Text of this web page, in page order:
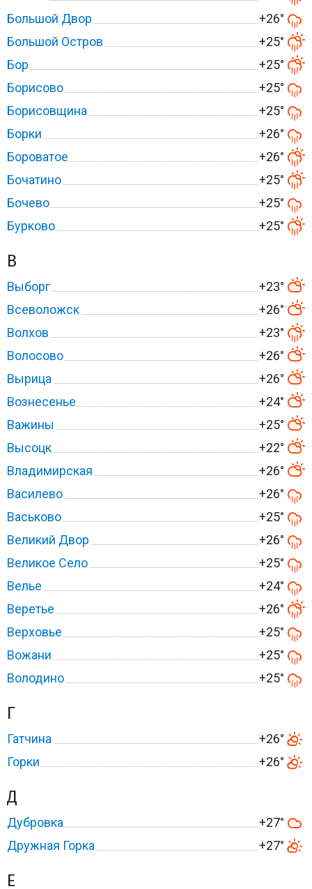
Большой Двор
+26°
Большой Остров
+25°
Бор
+25°
Борисово
+25°
Борисовщина
+25°
Борки
+26°
Бороватое
+26°
Бочатино
+25°
Бочево
+25°
Бурково
+25°
В
Выборг
+23°
Всеволожск
+26°
Волхов
+23°
Волосово
+26°
Вырица
+26°
Вознесенье
+24°
Важины
+25°
Высоцк
+22°
Владимирская
+26°
Василево
+26°
Васьково
+25°
Великий Двор
+26°
Великое Село
+25°
Велье
+24°
Веретье
+26°
Верховье
+25°
Вожани
+25°
Володино
+25°
Г
Гатчина
+26°
Горки
+26°
Д
Дубровка
+27°
Дружная Горка
+27°
Е